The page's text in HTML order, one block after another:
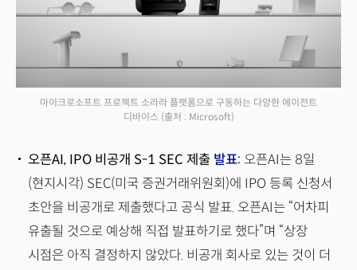
마이크로소프트 프로젝트 소라라 플랫폼으로 구동하는 다양한 에이전트
디바이스 (출처 : Microsoft)
오픈AI, IPO 비공개 S-1 SEC 제출 발표: 오픈AI는 8일
(현지시각) SEC(미국 증권거래위원회)에 IPO 등록 신청서
초안을 비공개로 제출했다고 공식 발표. 오픈AI는 “어차피
유출될 것으로 예상해 직접 발표하기로 했다”며 “상장
시점은 아직 결정하지 않았다. 비공개 회사로 있는 것이 더